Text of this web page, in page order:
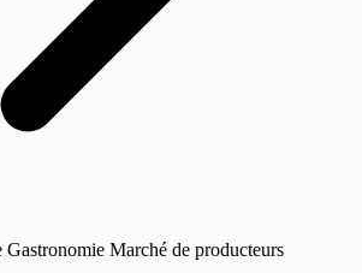
Gastronomie Marché de producteurs